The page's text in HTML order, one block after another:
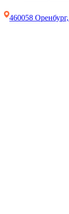
460058